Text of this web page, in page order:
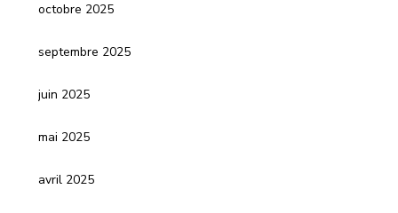
octobre 2025
septembre 2025
juin 2025
mai 2025
avril 2025